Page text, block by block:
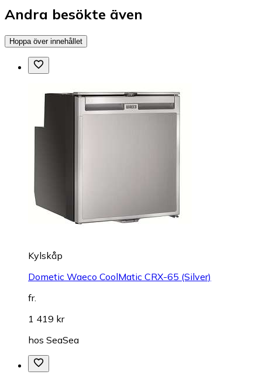
Andra besökte även
Hoppa över innehållet
Kylskåp
Dometic Waeco CoolMatic CRX-65 (Silver)
fr.
1 419 kr
hos SeaSea